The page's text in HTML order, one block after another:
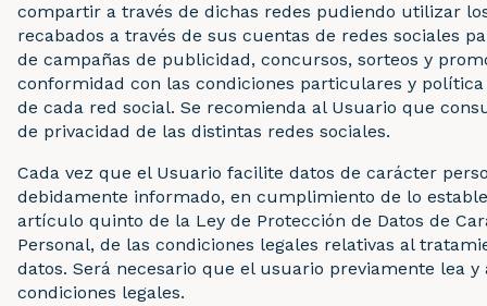
compartir a través de dichas redes pudiendo utilizar
recabados a través de sus cuentas de redes sociales
de campañas de publicidad, concursos, sorteos y
conformidad con las condiciones particulares y
de cada red social. Se recomienda al Usuario que
de privacidad de las distintas redes sociales.
Cada vez que el Usuario facilite datos de carácter
debidamente informado, en cumplimiento de lo
artículo quinto de la Ley de Protección de Datos de
Personal, de las condiciones legales relativas al
datos. Será necesario que el usuario previamente lea y
condiciones legales.